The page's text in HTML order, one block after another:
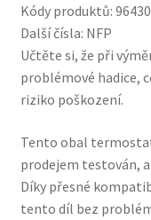
Kódy produktů:
Další čísla: NFP
Učtěte si, že při
problémové hadice,
riziko poškození.
Tento obal
prodejem testován,
Díky přesné
tento díl bez